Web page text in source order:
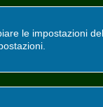
le impostazioni